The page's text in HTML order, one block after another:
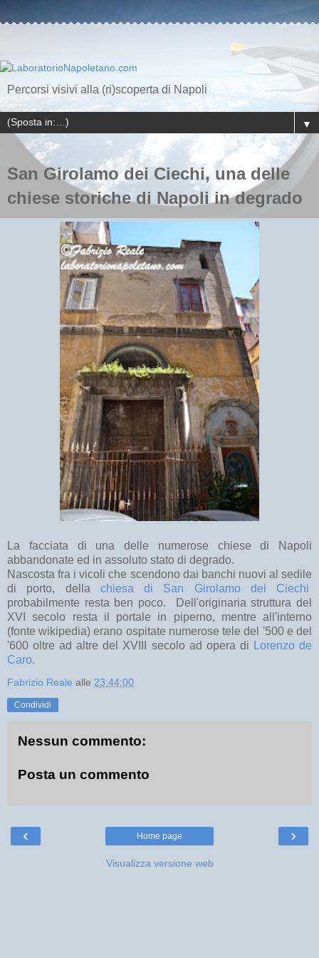
Percorsi visivi alla (ri)scoperta di Napoli
▼
San Girolamo dei Ciechi, una delle
chiese storiche di Napoli in degrado
La facciata di una delle numerose chiese di Napoli
abbandonate ed in assoluto stato di degrado.
Nascosta fra i vicoli che scendono dai banchi nuovi al sedile
di porto, della chiesa di San Girolamo dei Ciechi
probabilmente resta ben poco. Dell'originaria struttura del
XVI secolo resta il portale in piperno, mentre all'interno
(fonte wikipedia) erano ospitate numerose tele del '500 e del
'600 oltre ad altre del XVIII secolo ad opera di Lorenzo de
Caro.
Fabrizio Reale alle 23:44:00
Condividi
Nessun commento:
Posta un commento
‹ ›
Home page
Visualizza versione web